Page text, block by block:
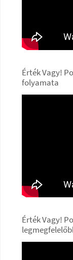
Érték Vagy!
folyamata
Érték Vagy!